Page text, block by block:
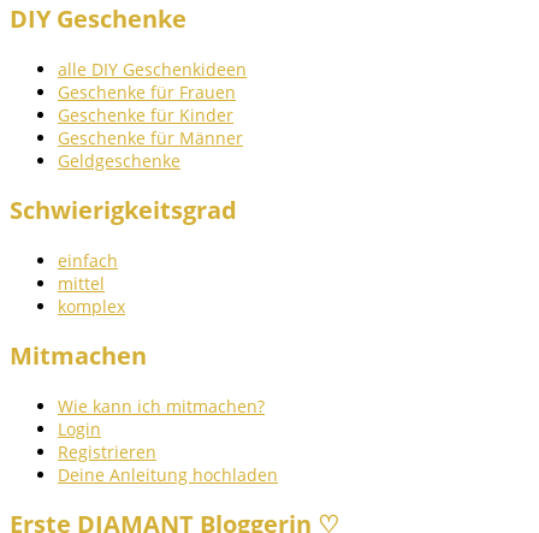
DIY Geschenke
alle DIY Geschenkideen
Geschenke für Frauen
Geschenke für Kinder
Geschenke für Männer
Geldgeschenke
Schwierigkeitsgrad
einfach
mittel
komplex
Mitmachen
Wie kann ich mitmachen?
Login
Registrieren
Deine Anleitung hochladen
Erste DIAMANT Bloggerin ♡